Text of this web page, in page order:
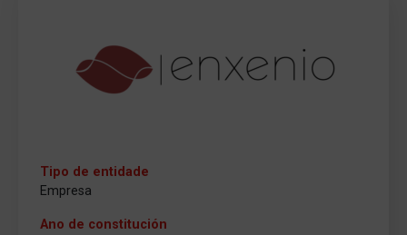
Tipo de entidade
Empresa
Ano de constitución